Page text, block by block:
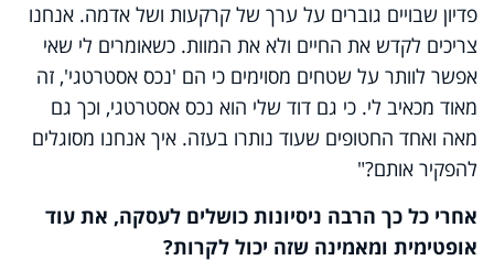
פדיון שבויים גוברים על ערך של קרקעות ושל אדמה. אנחנו
צריכים לקדש את החיים ולא את המוות. כשאומרים לי שאי
אפשר לוותר על שטחים מסוימים כי הם 'נכס אסטרטגי', זה
מאוד מכאיב לי. כי גם דוד שלי הוא נכס אסטרטגי, וכך גם
מאה ואחד החטופים שעוד נותרו בעזה. איך אנחנו מסוגלים
להפקיר אותם?"
אחרי כל כך הרבה ניסיונות כושלים לעסקה, את עוד
אופטימית ומאמינה שזה יכול לקרות?